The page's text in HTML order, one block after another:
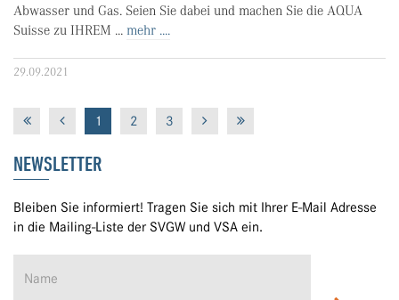
Abwasser und Gas. Seien Sie dabei und machen Sie die AQUA
Suisse zu IHREM ... mehr ....
29.09.2021
1 2 3
NEWSLETTER
Bleiben Sie informiert! Tragen Sie sich mit Ihrer E-Mail Adresse
in die Mailing-Liste der SVGW und VSA ein.